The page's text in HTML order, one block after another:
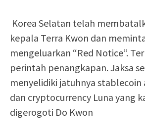
Korea Selatan telah
kepala Terra Kwon dan
mengeluarkan “Red Notice”.
perintah penangkapan. Jaksa
menyelidiki jatuhnya
dan cryptocurrency Luna yang
digerogoti Do Kwon